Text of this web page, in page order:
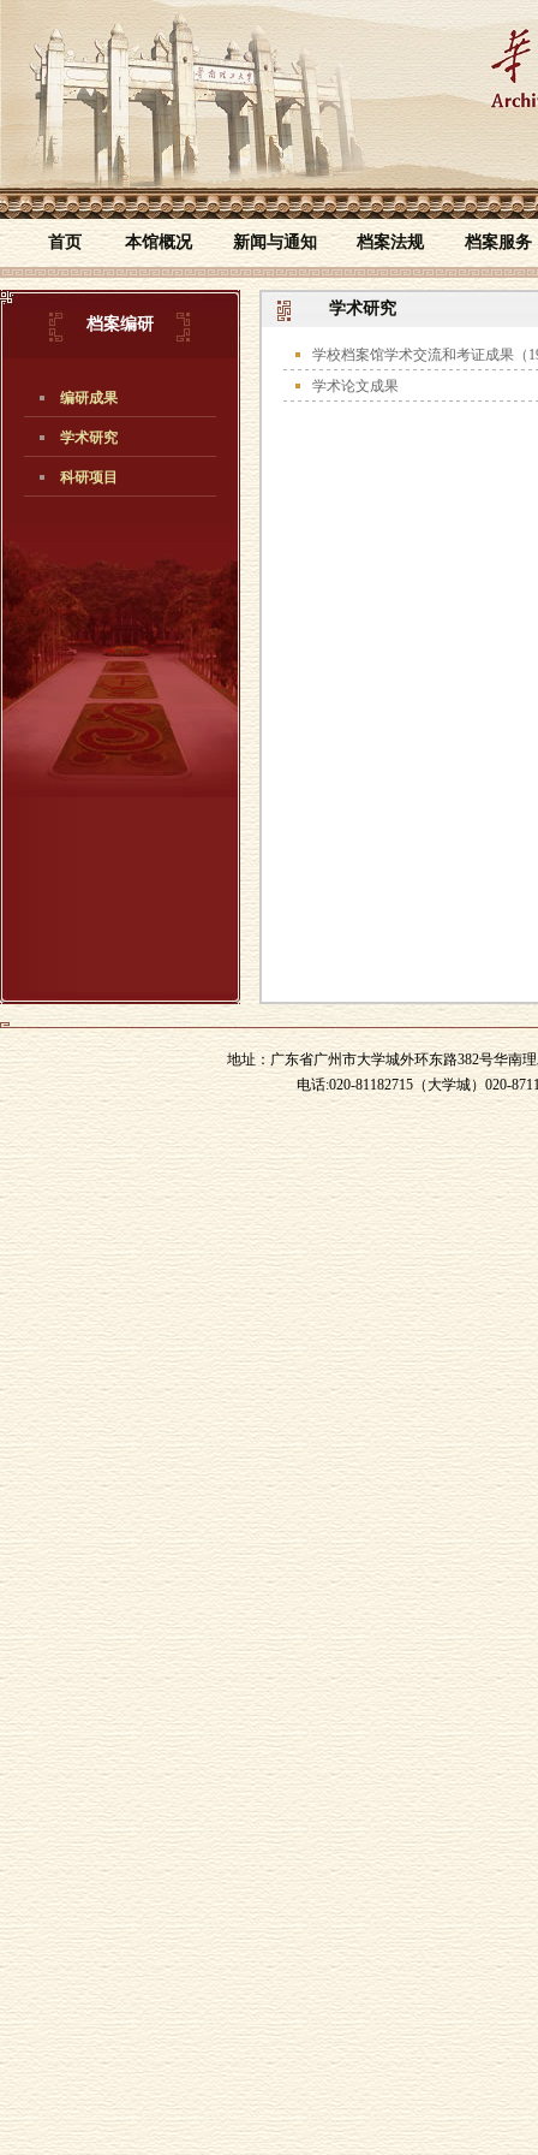
首页 本馆概况 新闻与通知 档案法规 档案服务
档案编研
编研成果
学术研究
科研项目
学术研究
学校档案馆学术交流和考证成果（
学术论文成果
地址：广东省广州市大学城外环东路382号华南
电话:020-81182715（大学城）020-